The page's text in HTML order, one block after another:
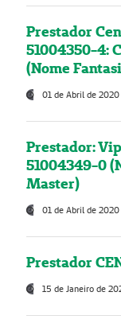
Prestador
51004350-4:
(Nome
01 de Abril de 2020
Prestador:
51004349-0
Master)
01 de Abril de 2020
Prestador
15 de Janeiro de